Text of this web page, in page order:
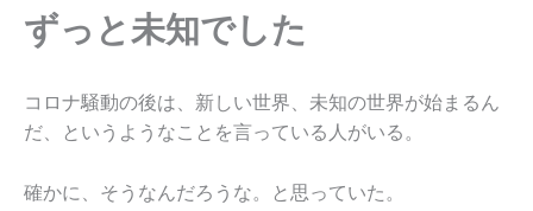
ずっと未知でした
コロナ騒動の後は、新しい世界、未知の世界が始まるん
だ、というようなことを言っている人がいる。
確かに、そうなんだろうな。と思っていた。